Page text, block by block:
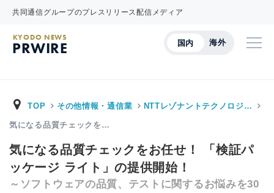
共同通信グループのプレスリリース配信メディア
国内 海外
KYODO NEWS
PRWIRE
TOP その他情報・通信業 NTTレゾナントテクノロジ…
気になる品質チェックを…
気になる品質チェックをお任せ！ 「検証パ
ッケージ ライト」の提供開始！
～ソフトウェアの品質、テストに関するお悩みを30